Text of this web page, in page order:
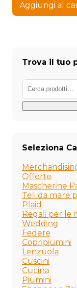
Trova il tuo
Cerca:
Seleziona
Offerte
Mascherine
Teli da mare
Plaid
Regali per le
Wedding
Federe
Copripiumini
Lenzuola
Cuscini
Cucina
Piumini
Aggiungi al